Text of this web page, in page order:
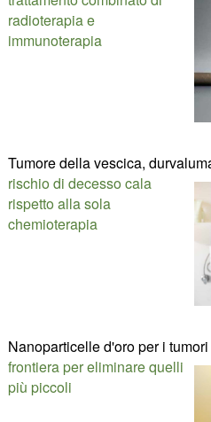
radioterapia e
immunoterapia
Tumore della vescica,
rischio di decesso cala
rispetto alla sola
chemioterapia
Nanoparticelle d'oro per i
frontiera per eliminare quelli
più piccoli